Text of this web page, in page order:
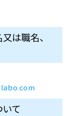
は職名、
て